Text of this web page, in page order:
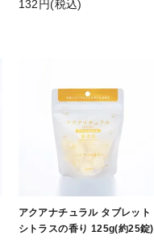
132円(税込)
アクアナチュラル タブレット
シトラスの香り 125g(約25錠)